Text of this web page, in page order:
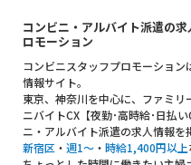
コンビニ・アルバイト派遣の
ロモーション
コンビニスタッフプロモーショ
情報サイト。
東京、神奈川を中心に、ファミ
ニバイトCX【夜勤･高時給･日払
ニ・アルバイト派遣の求人情報を
新宿区 ・ 週1～ ・ 時給1,400円以上